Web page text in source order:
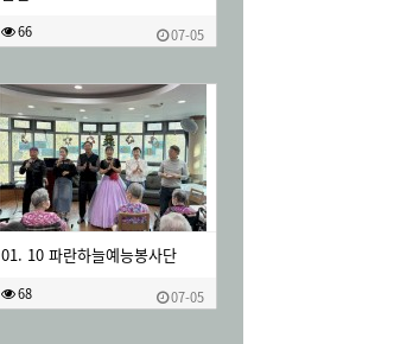
66 07-05
01. 10 파란하늘예능봉사단
68 07-05